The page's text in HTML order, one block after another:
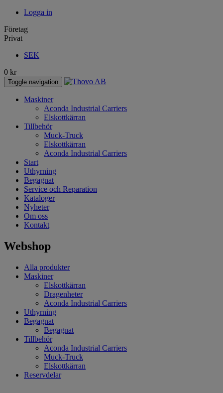
Logga in
Företag
Privat
SEK
0 kr
Toggle navigation
Maskiner
Aconda Industrial Carriers
Elskottkärran
Tillbehör
Muck-Truck
Elskottkärran
Aconda Industrial Carriers
Start
Uthyrning
Begagnat
Service och Reparation
Kataloger
Nyheter
Om oss
Kontakt
Webshop
Alla produkter
Maskiner
Elskottkärran
Dragenheter
Aconda Industrial Carriers
Uthyrning
Begagnat
Begagnat
Tillbehör
Aconda Industrial Carriers
Muck-Truck
Elskottkärran
Reservdelar